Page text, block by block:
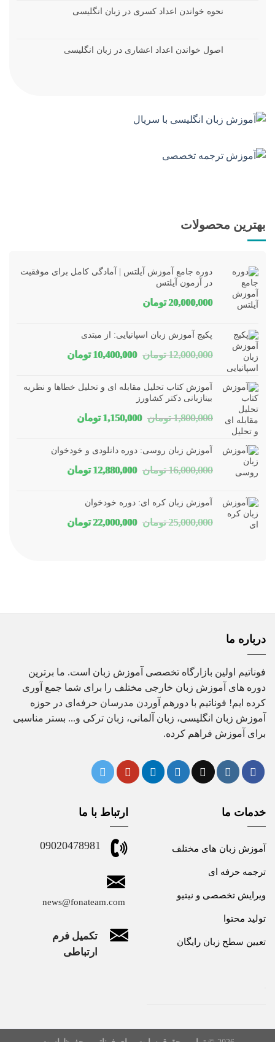
نحوه خواندن اعداد کسری در زبان انگلیسی
اصول خواندن اعداد اعشاری در زبان انگلیسی
بهترین محصولات
دوره جامع آموزش آیلتس | آمادگی کامل برای موفقیت
در آزمون آیلتس
20,000,000 تومان
پکیج آموزش زبان اسپانیایی: از مبتدی
12,000,000 تومان قیمت
بود.
10,400,000 تومانقیمت
آموزش کتاب تحلیل مقابله ای و تحلیل خطاها و نظریه
بینازبانی دکتر کشاورز
1,800,000 تومان قیمت
1,150,000 تومانقیمت
آموزش زبان روسی: دوره دانلودی و خودخوان
16,000,000 تومان قیمت
12,880,000 تومانقیمت
آموزش زبان کره ای: دوره خودخوان
25,000,000 تومان قیمت
22,000,000 تومانقیمت
درباره ما
فوناتیم اولین بازارگاه تخصصی آموزش زبان است. ما برترین
دوره های آموزش زبان خارجی مختلف را برای شما جمع آوری
کرده ایم! فوناتیم با دورهم آوردن مدرسان حرفه‌ای در حوزه
آموزش زبان انگلیسی، زبان آلمانی، زبان ترکی و... بستر مناسبی
برای آموزش فراهم کرده.
خدمات ما
آموزش زبان های مختلف
ترجمه حرفه ای
ویرایش تخصصی و نیتیو
تولید محتوا
تعیین سطح زبان رایگان
ارتباط با ما
09020478981
news@fonateam.com
تکمیل فرم
ارتباطی